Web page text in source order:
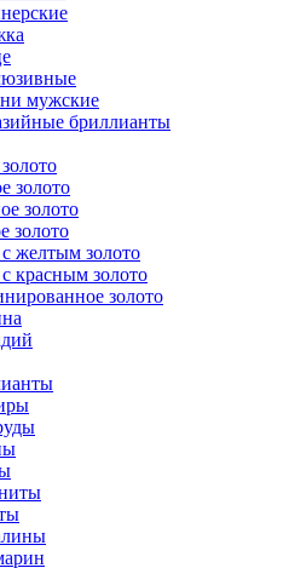
мужские
бриллианты
золото
золото
золото
желтым золото
красным золото
золото